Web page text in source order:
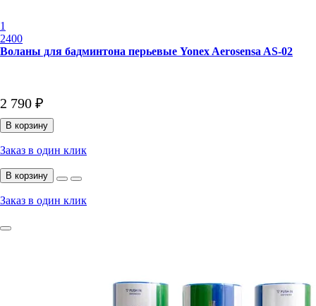
1
2400
Воланы для бадминтона перьевые Yonex Aerosensa AS-02
2 790 ₽
В корзину
Заказ в один клик
В корзину
Заказ в один клик